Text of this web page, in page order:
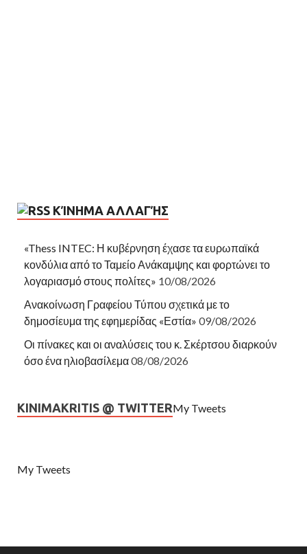
ΚΊΝΗΜΑ ΑΛΛΑΓΉΣ
«Thess INTEC: Η κυβέρνηση έχασε τα ευρωπαϊκά
κονδύλια από το Ταμείο Ανάκαμψης και φορτώνει το
λογαριασμό στους πολίτες» 10/08/2026
Ανακοίνωση Γραφείου Τύπου σχετικά με το
δημοσίευμα της εφημερίδας «Εστία» 09/08/2026
Οι πίνακες και οι αναλύσεις του κ. Σκέρτσου διαρκούν
όσο ένα ηλιοβασίλεμα08/08/2026
KINIMAKRITIS @ TWITTERMy Tweets
My Tweets